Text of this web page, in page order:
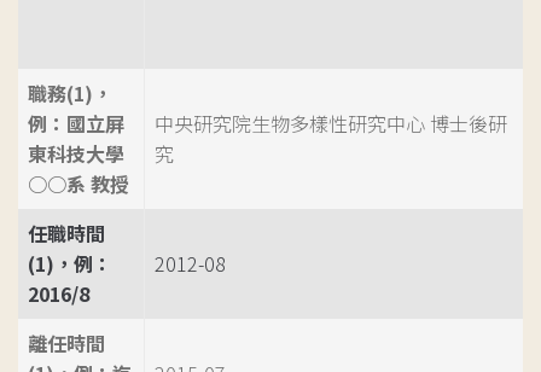
職務(1)，
例：國立屏
東科技大學
○○系 教授
中央研究院生物多樣性研究中心 博士後研
究
任職時間
(1)，例：
2016/8
2012-08
離任時間